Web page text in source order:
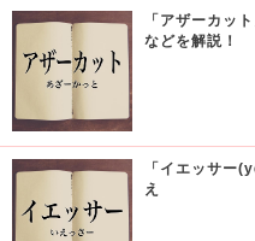
「アザーカッ
などを解説！
「イエッサー
え